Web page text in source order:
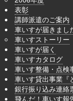
表彰
講師派遣のご案内
車いすが届きまし
車いすストーリー
車いすが届く
車いすカタログ
車いす整備・点検
車いす貸出事業『
銀行振り込み連
飛んだ！車いす報